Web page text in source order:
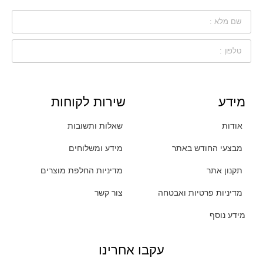
מידע
אודות
מבצעי החודש באתר
תקנון אתר
מדיניות פרטיות ואבטחה
מידע נוסף
שירות לקוחות
שאלות ותשובות
מידע ומשלוחים
מדיניות החלפת מוצרים
צור קשר
עקבו אחרינו